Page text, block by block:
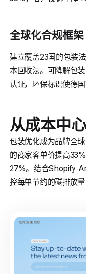
全球化合规框架
建立覆盖23国的包装
本回收法。可降解包
认证，环保标识使德
从成本中
包装优化成为品牌全
的商家客单价提高
27%。结合Shopify
控每单节约的碳排放